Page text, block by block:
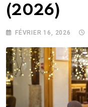
(2026)
FÉVRIER 16, 2026